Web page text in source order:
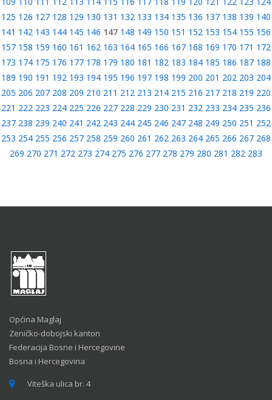
125 126 127 128 129 130 131 132 133 134 135 136 137 138 139 140
141 142 143 144 145 146 147 148 149 150 151 152 153 154 155 156
157 158 159 160 161 162 163 164 165 166 167 168 169 170 171 172
173 174 175 176 177 178 179 180 181 182 183 184 185 186 187 188
189 190 191 192 193 194 195 196 197 198 199 200 201 202 203 204
205 206 207 208 209 210 211 212 213 214 215 216 217 218 219 220
221 222 223 224 225 226 227 228 229 230 231 232 233 234 235 236
237 238 239 240 241 242 243 244 245 246 247 248 249 250 251 252
253 254 255 256 257 258 259 260 261 262 263 264 265 266 267 268
269 270 271 272 273 274 275 276 277 278 279 280 281 282 283
Općina Maglaj
Zeničko-dobojski kanton
Federacija Bosne i Hercegovine
Bosna i Hercegovina
Viteška ulica br. 4